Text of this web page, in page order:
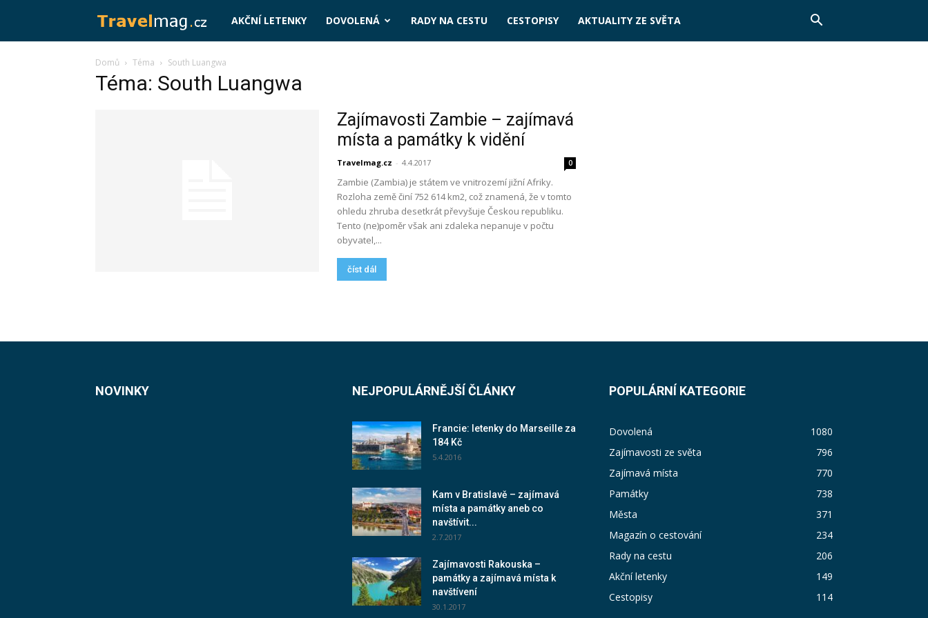
Travelmag.cz
AKČNÍ LETENKY DOVOLENÁ RADY NA CESTU CESTOPISY AKTUALITY ZE SVĚTA
Domů Téma South Luangwa
Téma: South Luangwa
Zajímavosti Zambie – zajímavá
místa a památky k vidění
Travelmag.cz - 4.4.2017 0
Zambie (Zambia) je státem ve vnitrozemí jižní Afriky.
Rozloha země činí 752 614 km2, což znamená, že v tomto
ohledu zhruba desetkrát převyšuje Českou republiku.
Tento (ne)poměr však ani zdaleka nepanuje v počtu
obyvatel,...
číst dál
NOVINKY NEJPOPULÁRNĚJŠÍ ČLÁNKY
Francie: letenky do Marseille za
184 Kč
5.4.2016
Kam v Bratislavě – zajímavá
místa a památky aneb co
navštívit...
2.7.2017
Zajímavosti Rakouska –
památky a zajímavá místa k
navštívení
30.1.2017
POPULÁRNÍ KATEGORIE
Dovolená
1080
Zajímavosti ze světa
796
Zajímavá místa
770
Památky
738
Města
371
Magazín o cestování
234
Rady na cestu
206
Akční letenky
149
Cestopisy
114